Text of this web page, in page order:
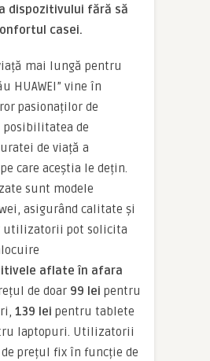
dispozitivului fără să
casei.
mai lungă pentru
HUAWEI” vine în
pasionaților de
posibilitatea de
de viață a
care aceștia le dețin.
sunt modele
asigurând calitate și
pot solicita
aflate în afara
de doar 99 lei pentru
139 lei pentru tablete
laptopuri. Utilizatorii
prețul fix în funcție de